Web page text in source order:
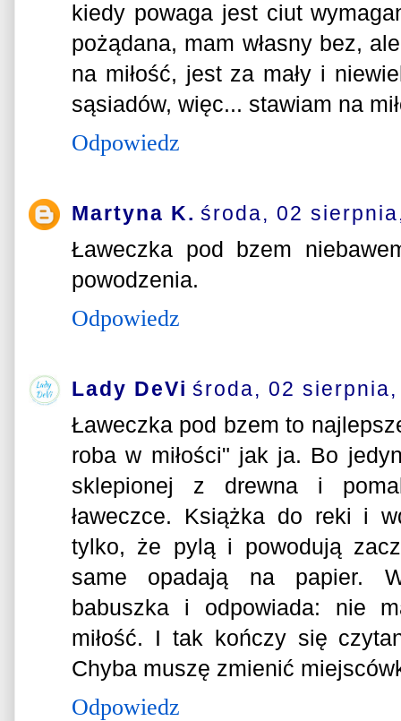
kiedy powaga jest ciut
pożądana, mam własny bez,
na miłość, jest za mały i
sąsiadów, więc... stawiam na
Odpowiedz
Martyna K. środa, 02
Ławeczka pod bzem
powodzenia.
Odpowiedz
Lady DeVi środa, 02
Ławeczka pod bzem to
roba w miłości" jak ja. Bo
sklepionej z drewna i
ławeczce. Książka do reki i
tylko, że pylą i powodują
same opadają na papier.
babuszka i odpowiada: nie
miłość. I tak kończy się
Chyba muszę zmienić
Odpowiedz